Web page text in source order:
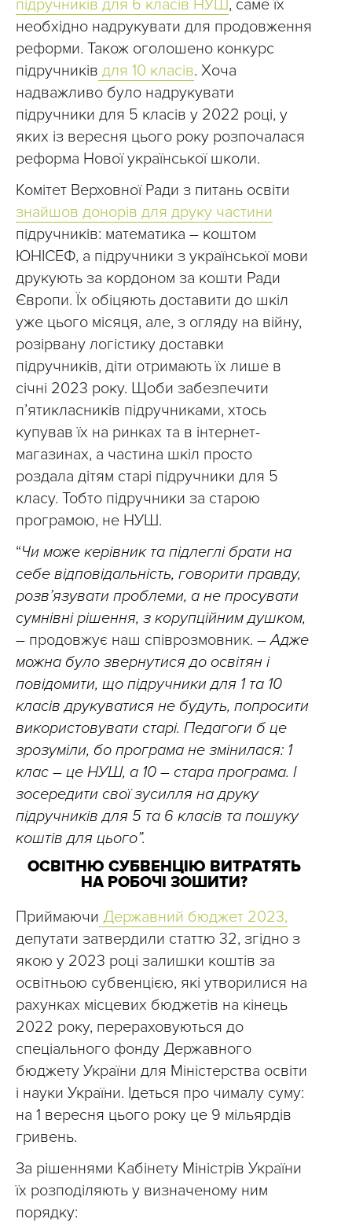
підручників для 6 класів НУШ, саме їх
необхідно надрукувати для продовження
реформи. Також оголошено конкурс
підручників для 10 класів. Хоча
надважливо було надрукувати
підручники для 5 класів у 2022 році, у
яких із вересня цього року розпочалася
реформа Нової української школи.
Комітет Верховної Ради з питань освіти
знайшов донорів для друку частини
підручників: математика – коштом
ЮНІСЕФ, а підручники з української мови
друкують за кордоном за кошти Ради
Європи. Їх обіцяють доставити до шкіл
уже цього місяця, але, з огляду на війну,
розірвану логістику доставки
підручників, діти отримають їх лише в
січні 2023 року. Щоби забезпечити
п’ятикласників підручниками, хтось
купував їх на ринках та в інтернет-
магазинах, а частина шкіл просто
роздала дітям старі підручники для 5
класу. Тобто підручники за старою
програмою, не НУШ.
“Чи може керівник та підлеглі брати на
себе відповідальність, говорити правду,
розв’язувати проблеми, а не просувати
сумнівні рішення, з корупційним душком,
– продовжує наш співрозмовник. –Адже
можна було звернутися до освітян і
повідомити, що підручники для 1 та 10
класів друкуватися не будуть, попросити
використовувати старі. Педагоги б це
зрозуміли, бо програма не змінилася: 1
клас – це НУШ, а 10 – стара програма. І
зосередити свої зусилля на друку
підручників для 5 та 6 класів та пошуку
коштів для цього”.
ОСВІТНЮ СУБВЕНЦІЮ ВИТРАТЯТЬ
НА РОБОЧІ ЗОШИТИ?
Приймаючи Державний бюджет 2023,
депутати затвердили статтю 32, згідно з
якою у 2023 році залишки коштів за
освітньою субвенцією, які утворилися на
рахунках місцевих бюджетів на кінець
2022 року, перераховуються до
спеціального фонду Державного
бюджету України для Міністерства освіти
і науки України. Ідеться про чималу суму:
на 1 вересня цього року це 9 мільярдів
гривень.
За рішеннями Кабінету Міністрів України
їх розподіляють у визначеному ним
порядку: